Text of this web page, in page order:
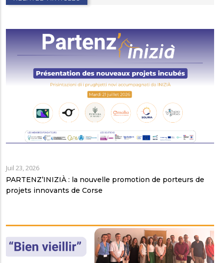
Juil 23, 2026
PARTENZ’INIZIÀ : la nouvelle promotion de porteurs de
projets innovants de Corse